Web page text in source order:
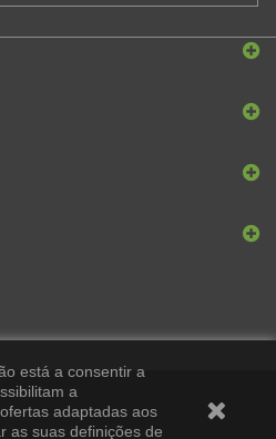
está a consentir a
a
adaptadas aos
as suas definições de